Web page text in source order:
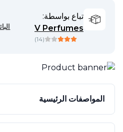
تباع بواسطة:
V Perfumes
(
14
)
المواصفات الرئيسية